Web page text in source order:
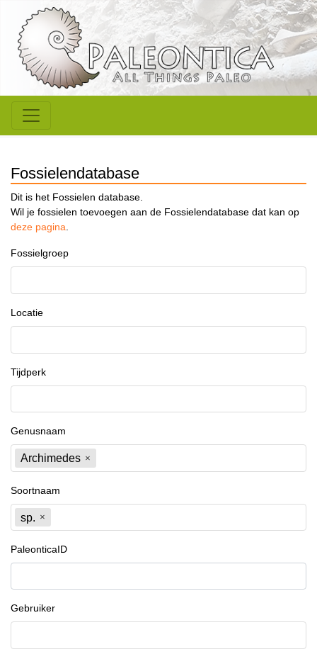
Fossielendatabase
Dit is het Fossielen database.
Wil je fossielen toevoegen aan de Fossielendatabase dat kan op
deze pagina.
Fossielgroep
Locatie
Tijdperk
Genusnaam
Archimedes
Soortnaam
sp.
PaleonticaID
Gebruiker